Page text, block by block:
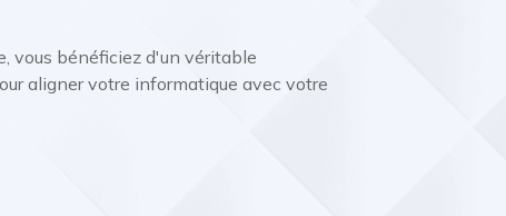
vous bénéficiez d'un véritable
aligner votre informatique avec votre